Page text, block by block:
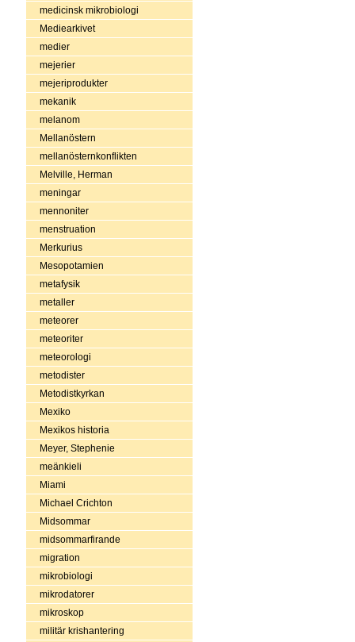
medicinsk mikrobiologi
Mediearkivet
medier
mejerier
mejeriprodukter
mekanik
melanom
Mellanöstern
mellanösternkonflikten
Melville, Herman
meningar
mennoniter
menstruation
Merkurius
Mesopotamien
metafysik
metaller
meteorer
meteoriter
meteorologi
metodister
Metodistkyrkan
Mexiko
Mexikos historia
Meyer, Stephenie
meänkieli
Miami
Michael Crichton
Midsommar
midsommarfirande
migration
mikrobiologi
mikrodatorer
mikroskop
militär krishantering